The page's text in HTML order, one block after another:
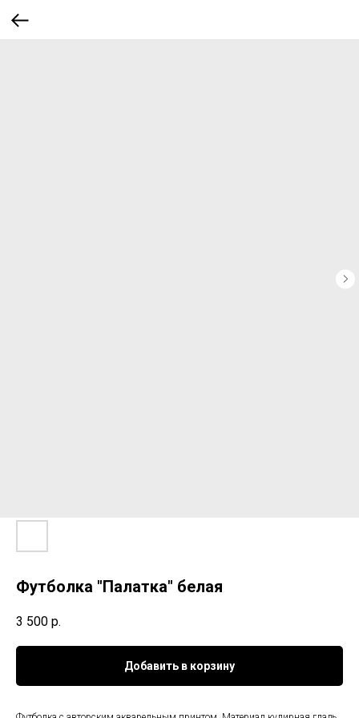
Футболка "Палатка" белая
3 500 р.
Добавить в корзину